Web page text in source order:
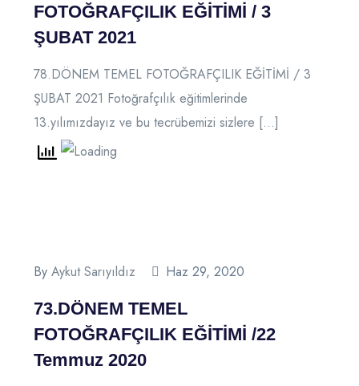
FOTOĞRAFÇILIK EĞİTİMİ / 3
ŞUBAT 2021
78.DÖNEM TEMEL FOTOĞRAFÇILIK EĞİTİMİ / 3
ŞUBAT 2021 Fotoğrafçılık eğitimlerinde
13.yılımızdayız ve bu tecrübemizi sizlere […]
By Aykut Sarıyıldız Haz 29, 2020
73.DÖNEM TEMEL
FOTOĞRAFÇILIK EĞİTİMİ /22
Temmuz 2020